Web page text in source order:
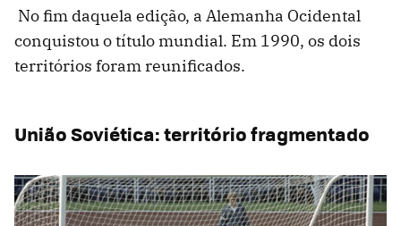
No fim daquela edição, a Alemanha Ocidental
conquistou o título mundial. Em 1990, os dois
territórios foram reunificados.
União Soviética: território fragmentado